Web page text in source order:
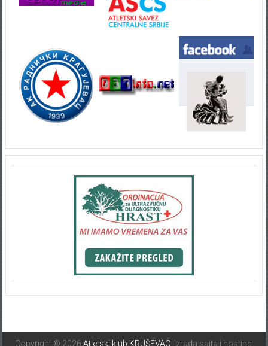
Copyright © 2026 Atletski klub KRUŠEVAC. Izrada sajta i hosting: